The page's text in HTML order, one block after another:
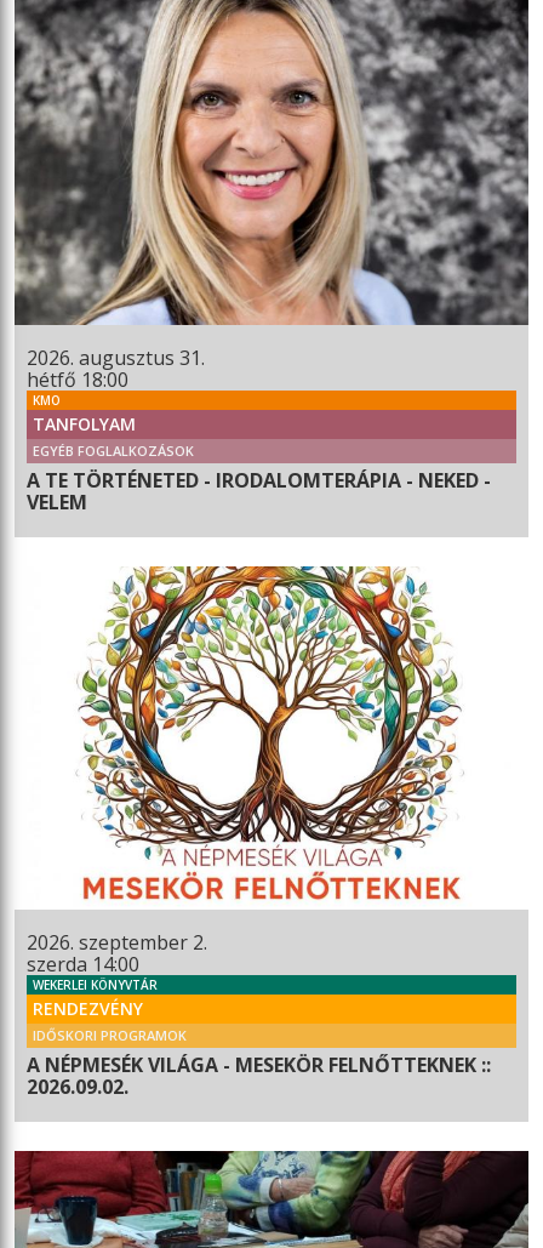
2026. augusztus 31.
hétfő 18:00
KMO
TANFOLYAM
EGYÉB FOGLALKOZÁSOK
A TE TÖRTÉNETED - IRODALOMTERÁPIA - NEKED -
VELEM
2026. szeptember 2.
szerda 14:00
WEKERLEI KÖNYVTÁR
RENDEZVÉNY
IDŐSKORI PROGRAMOK
A NÉPMESÉK VILÁGA - MESEKÖR FELNŐTTEKNEK ::
2026.09.02.